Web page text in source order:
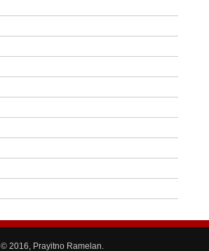
© 2016, Prayitno Ramelan.